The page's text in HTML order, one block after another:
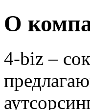
О
4-biz –